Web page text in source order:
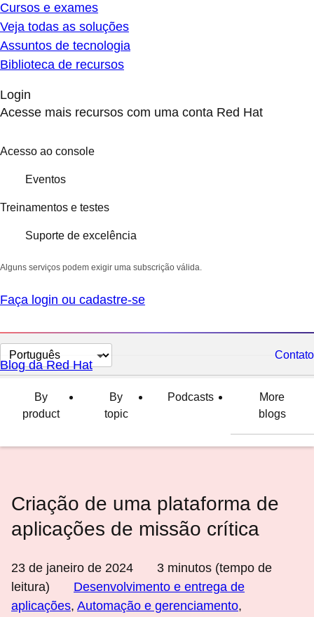
Cursos e exames
Veja todas as soluções
Assuntos de tecnologia
Biblioteca de recursos
Login
Acesse mais recursos com uma conta Red Hat
Acesso ao console
Eventos
Treinamentos e testes
Suporte de excelência
Alguns serviços podem exigir uma subscrição válida.
Faça login ou cadastre-se
Selecionar
idioma
Contato
Blog da Red Hat
By
product
By
topic
Podcasts
More
blogs
Criação de uma plataforma de
aplicações de missão crítica
23 de janeiro de 2024 3 minutos (tempo de
leitura)
Desenvolvimento e entrega de
aplicações, Automação e gerenciamento,